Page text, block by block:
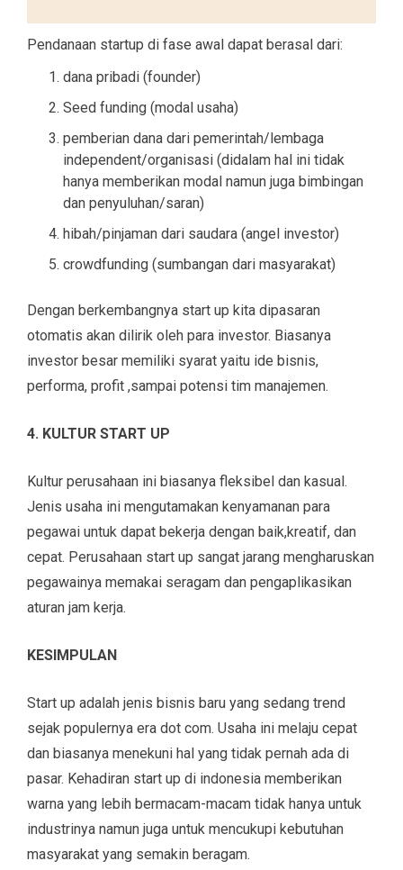
Pendanaan startup di fase awal dapat berasal dari:
dana pribadi (founder)
Seed funding (modal usaha)
pemberian dana dari pemerintah/lembaga
independent/organisasi (didalam hal ini tidak
hanya memberikan modal namun juga bimbingan
dan penyuluhan/saran)
hibah/pinjaman dari saudara (angel investor)
crowdfunding (sumbangan dari masyarakat)
Dengan berkembangnya start up kita dipasaran
otomatis akan dilirik oleh para investor. Biasanya
investor besar memiliki syarat yaitu ide bisnis,
performa, profit ,sampai potensi tim manajemen.
4. KULTUR START UP
Kultur perusahaan ini biasanya fleksibel dan kasual.
Jenis usaha ini mengutamakan kenyamanan para
pegawai untuk dapat bekerja dengan baik,kreatif, dan
cepat. Perusahaan start up sangat jarang mengharuskan
pegawainya memakai seragam dan pengaplikasikan
aturan jam kerja.
KESIMPULAN
Start up adalah jenis bisnis baru yang sedang trend
sejak populernya era dot com. Usaha ini melaju cepat
dan biasanya menekuni hal yang tidak pernah ada di
pasar. Kehadiran start up di indonesia memberikan
warna yang lebih bermacam-macam tidak hanya untuk
industrinya namun juga untuk mencukupi kebutuhan
masyarakat yang semakin beragam.